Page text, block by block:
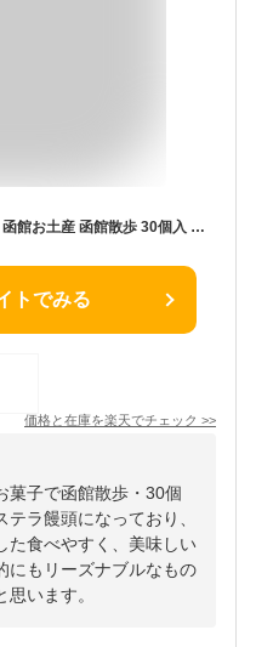
【20%OFF】【送料無料 常温商品】 函館お土産 函館散歩 30個入 北海道みやげ カステラ 饅頭 まんじゅう 餡子 こしあん 小豆 襟裳小豆 和菓子 詰め合わせ ギフト プレゼント 贈り物 お土産 北海道 十勝 音更 御供
トでみる
価格と在庫を楽天でチェック >>
菓子で函館散歩・30個
ラ饅頭になっており、
た食べやすく、美味しい
にもリーズナブルなもの
います。